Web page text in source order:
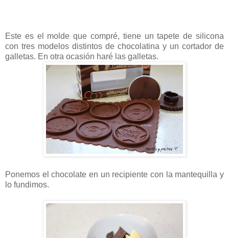
Este es el molde que compré, tiene un tapete de silicona
con tres modelos distintos de chocolatina y un cortador de
galletas. En otra ocasión haré las galletas.
Ponemos el chocolate en un recipiente con la mantequilla y
lo fundimos.